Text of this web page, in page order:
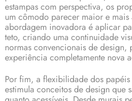
estampas com perspectiva, os
um cômodo parecer maior e mais
abordagem inovadora é aplicar
teto, criando uma continuidade
normas convencionais de
experiência completamente nova
Por fim, a flexibilidade dos
estimula conceitos de design que